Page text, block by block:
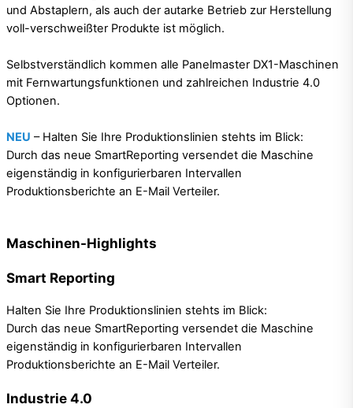
und Abstaplern, als auch der autarke Betrieb zur Herstellung
voll-verschweißter Produkte ist möglich.
Selbstverständlich kommen alle Panelmaster DX1-Maschinen
mit Fernwartungsfunktionen und zahlreichen Industrie 4.0
Optionen.
NEU – Halten Sie Ihre Produktionslinien stehts im Blick:
Durch das neue SmartReporting versendet die Maschine
eigenständig in konfigurierbaren Intervallen
Produktionsberichte an E-Mail Verteiler.
Maschinen-Highlights
Smart Reporting
Halten Sie Ihre Produktionslinien stehts im Blick:
Durch das neue SmartReporting versendet die Maschine
eigenständig in konfigurierbaren Intervallen
Produktionsberichte an E-Mail Verteiler.
Industrie 4.0